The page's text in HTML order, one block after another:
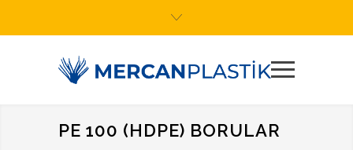
PE 100 (HDPE) BORULAR